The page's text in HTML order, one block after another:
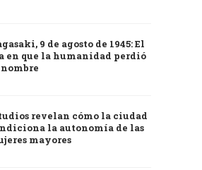
9 de agosto de 1945: El
en que la humanidad perdió
nombre
revelan cómo la ciudad
la autonomía de las
mayores